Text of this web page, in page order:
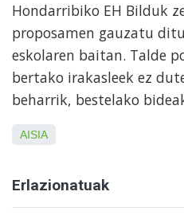
Hondarribiko EH Bilduk
proposamen gauzatu
eskolaren baitan. Talde
bertako irakasleek ez
beharrik, bestelako
AISIA
Erlazionatuak